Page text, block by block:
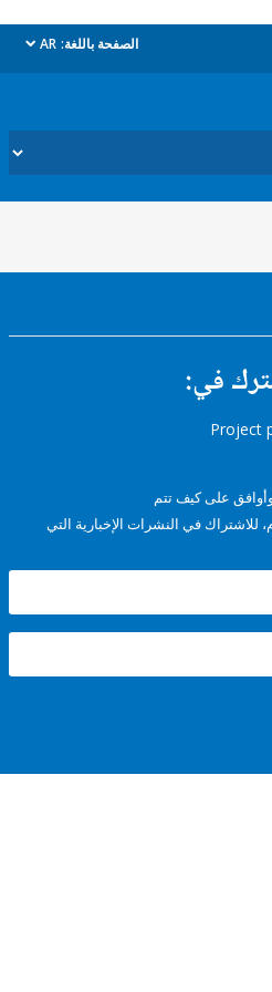
الصفحة باللغة: AR
dropdown
كيف تتم
في النشرات الإخبارية التي